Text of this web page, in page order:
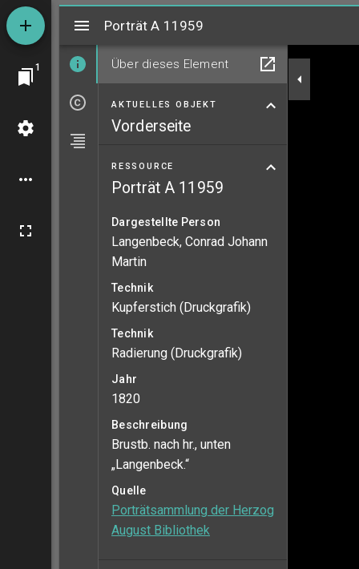
1
MiradorPorträt A 11959
Über dieses Element
AKTUELLES OBJEKT
Vorderseite
RESSOURCE
Porträt A 11959
Dargestellte Person
Langenbeck, Conrad Johann
Martin
Technik
Kupferstich (Druckgrafik)
Technik
Radierung (Druckgrafik)
Jahr
1820
Beschreibung
Brustb. nach hr., unten
„Langenbeck.“
Quelle
Porträtsammlung der Herzog
August Bibliothek
Porträt A 11959